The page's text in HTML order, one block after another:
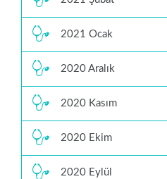
2021 Ocak
2020 Aralık
2020 Kasım
2020 Ekim
2020 Eylül